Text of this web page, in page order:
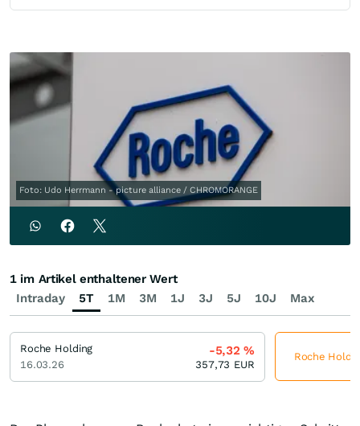
Foto: Udo Herrmann - picture alliance / CHROMORANGE
Intraday 5T 1M 3M 1J 3J 5J 10J Max
1 im Artikel enthaltener Wert
Roche Holding
16.03.26
-5,32%
357,73 EUR
Roche